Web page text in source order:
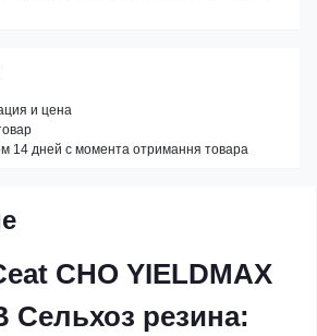
CHO YIELDMAX
Сельхоз резина:
и цена
14 дней с момента отримання товара